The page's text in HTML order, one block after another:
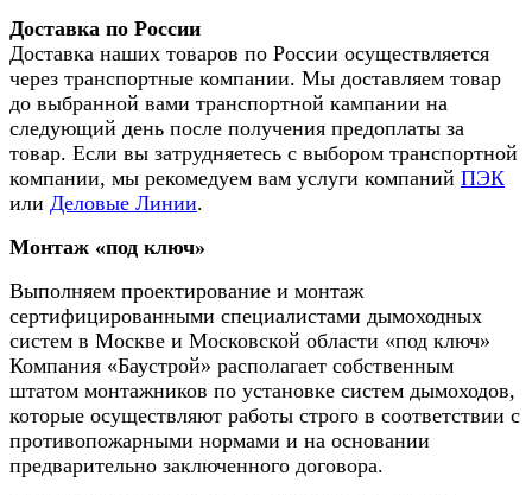
Доставка по России
Доставка наших товаров по России осуществляется
через транспортные компании. Мы доставляем товар
до выбранной вами транспортной кампании на
следующий день после получения предоплаты за
товар. Если вы затрудняетесь с выбором транспортной
компании, мы рекомедуем вам услуги компаний ПЭК
или Деловые Линии.
Монтаж «под ключ»
Выполняем проектирование и монтаж
сертифицированными специалистами дымоходных
систем в Москве и Московской области «под ключ»
Компания «Баустрой» располагает собственным
штатом монтажников по установке систем дымоходов,
которые осуществляют работы строго в соответствии с
противопожарными нормами и на основании
предварительно заключенного договора.